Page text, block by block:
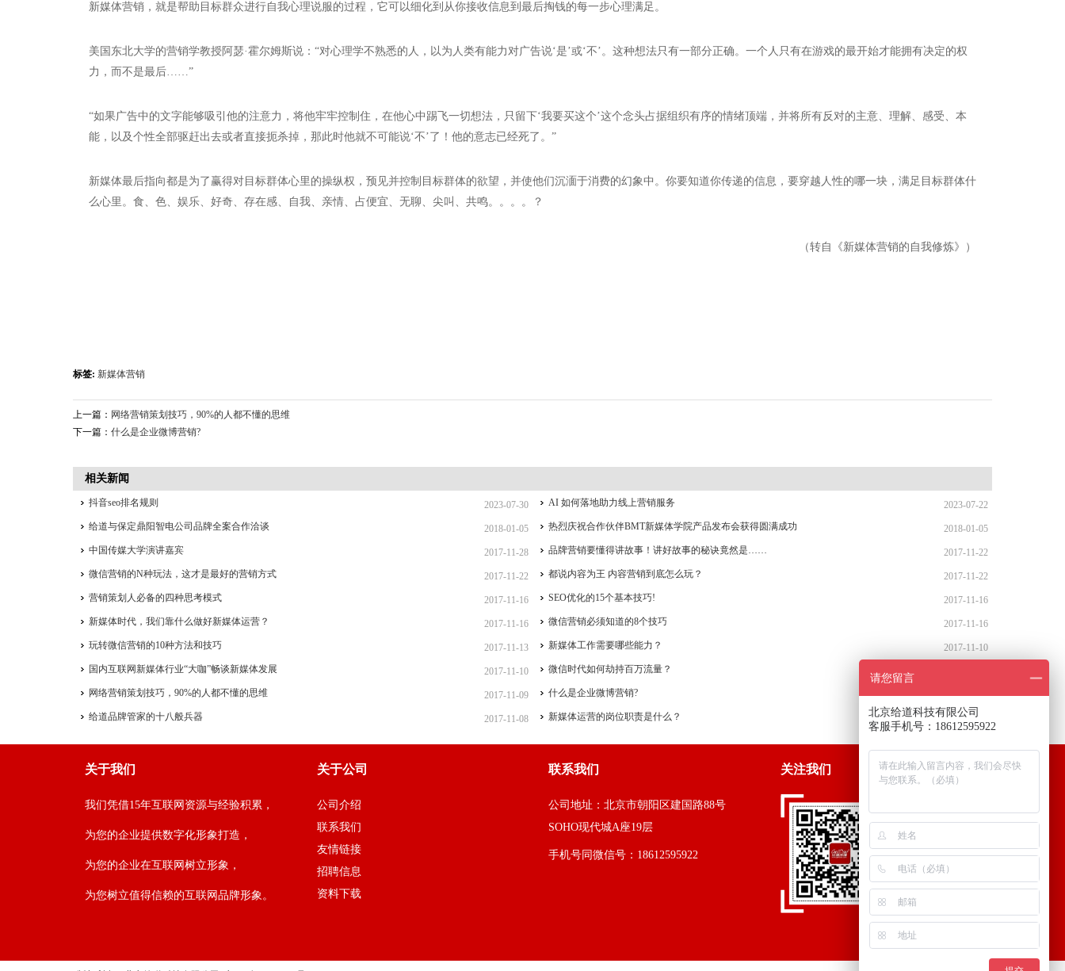
新媒体营销，就是帮助目标群众进行自我心理说服的过程，它可以细化到从你接收信息到最后掏钱的每一步心理满足。
美国东北大学的营销学教授阿瑟·霍尔姆斯说：“对心理学不熟悉的人，以为人类有能力对广告说‘是’或‘不’。这种想法只有一部分正确。一个人只有在游戏的最开始才能拥有决定的权
力，而不是最后……”
“如果广告中的文字能够吸引他的注意力，将他牢牢控制住，在他心中踢飞一切想法，只留下‘我要买这个’这个念头占据组织有序的情绪顶端，并将所有反对的主意、理解、感受、本
能，以及个性全部驱赶出去或者直接扼杀掉，那此时他就不可能说‘不’了！他的意志已经死了。”
新媒体最后指向都是为了赢得对目标群体心里的操纵权，预见并控制目标群体的欲望，并使他们沉湎于消费的幻象中。你要知道你传递的信息，要穿越人性的哪一块，满足目标群体什
么心里。食、色、娱乐、好奇、存在感、自我、亲情、占便宜、无聊、尖叫、共鸣。。。。？
（转自 《新媒体营销的自我修炼》 ）
标签: 新媒体营销
上一篇： 网络营销策划技巧，90%的人都不懂的思维
下一篇： 什么是企业微博营销?
相关新闻
2023-07-30
抖音seo排名规则 2023-07-22
AI 如何落地助力线上营销服务
2018-01-05
给道与保定鼎阳智电公司品牌全案合作洽谈 2018-01-05
热烈庆祝合作伙伴BMT新媒体学院产品发布会获得圆满成功
2017-11-28
中国传媒大学演讲嘉宾 2017-11-22
品牌营销要懂得讲故事！讲好故事的秘诀竟然是……
2017-11-22
微信营销的N种玩法，这才是最好的营销方式 2017-11-22
都说内容为王 内容营销到底怎么玩？
2017-11-16
营销策划人必备的四种思考模式 2017-11-16
SEO优化的15个基本技巧!
2017-11-16
新媒体时代，我们靠什么做好新媒体运营？ 2017-11-16
微信营销必须知道的8个技巧
2017-11-13
玩转微信营销的10种方法和技巧 2017-11-10
新媒体工作需要哪些能力？
2017-11-10
国内互联网新媒体行业“大咖”畅谈新媒体发展 微信时代如何劫持百万流量？
2017-11-09
网络营销策划技巧，90%的人都不懂的思维 2017-11-08
什么是企业微博营销?
2017-11-08
给道品牌管家的十八般兵器 2017-11-08
新媒体运营的岗位职责是什么？
关于我们
我们凭借15年互联网资源与经验积累，
为您的企业提供数字化形象打造，
为您的企业在互联网树立形象，
为您树立值得信赖的互联网品牌形象。
关于公司
公司介绍
联系我们
友情链接
招聘信息
资料下载
联系我们
公司地址：北京市朝阳区建国路88号
SOHO现代城A座19层
手机号同微信号：18612595922
关注我们
请您留言
北京给道科技有限公司
客服手机号：18612595922